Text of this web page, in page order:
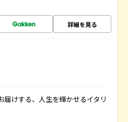
詳細を見る
けする、人生を輝かせるイタリ